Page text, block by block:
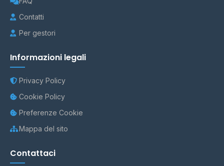
Contatti
Per gestori
Informazioni legali
Privacy Policy
Cookie Policy
Preferenze Cookie
Mappa del sito
Contattaci